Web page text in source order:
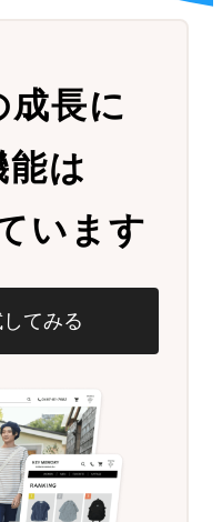
成長に
能は
います
てみる